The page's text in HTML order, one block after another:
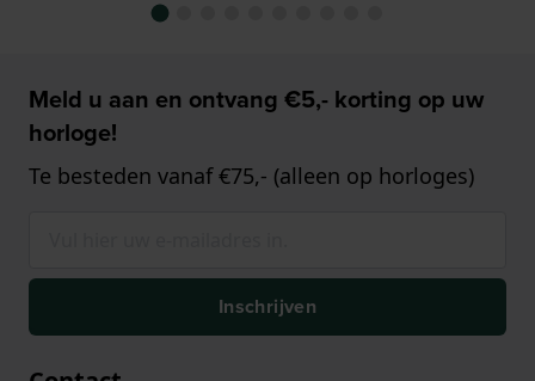
Meld u aan en ontvang €5,- korting op uw
horloge!
Te besteden vanaf €75,- (alleen op horloges)
Inschrijven